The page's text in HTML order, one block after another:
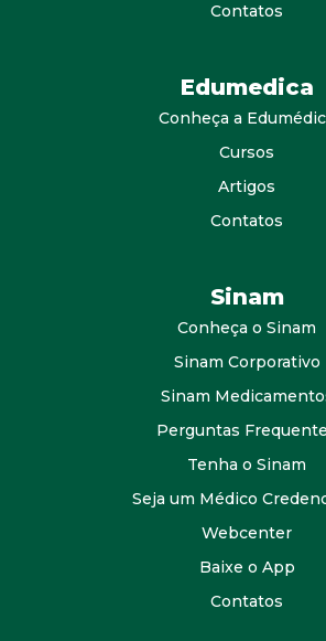
Contatos
Edumedica
Conheça a
Cursos
Artigos
Contatos
Sinam
Conheça o Sinam
Sinam Corporativo
Sinam
Perguntas
Tenha o Sinam
Seja um Médico
Webcenter
Baixe o App
Contatos